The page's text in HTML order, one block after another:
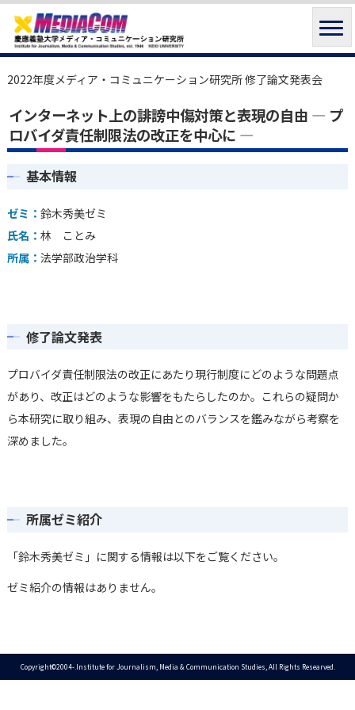
2022年度メディア・コミュニケーション研究所 修了論文発表会
インターネット上の誹謗中傷対策と表現の⾃由 ― プ
ロバイダ責任制限法の改正を中⼼に ―
基本情報
ゼミ： 鈴木秀美ゼミ
氏名： 林 ことみ
所属： 法学部政治学科
修了論文発表
プロバイダ責任制限法の改正にあたり現⾏制度にどのような問題点
があり、改正はどのような影響をもたらしたのか。これらの疑問か
ら本研究に取り組み、表現の⾃由とのバランスを鑑みながら考察を
深めました。
所属ゼミ紹介
「鈴木秀美ゼミ」に関する情報は以下をご覧ください。
ゼミ紹介の情報はありません。
Copyright©2004-.Institute for Journalism, Media & Communication Studies, All Rights Researved.